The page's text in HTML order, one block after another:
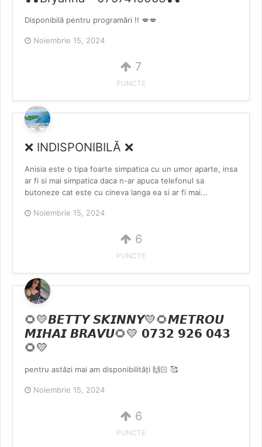
Disponibilă pentru programări !! 💋💋
Noiembrie 15, 2024
7
PUNCTE
❌️ INDISPONIBILĂ ❌️
Anisia este o tipa foarte simpatica cu un umor aparte, insa
ar fi si mai simpatica daca n-ar apuca telefonul sa
butoneze cat este cu cineva langa ea si ar fi mai...
Noiembrie 15, 2024
6
PUNCTE
🌻💛𝘽𝙀𝙏𝙏𝙔 𝙎𝙆𝙄𝙉𝙉𝙔💛🌻𝙈𝙀𝙏𝙍𝙊𝙐
𝙈𝙄𝙃𝘼𝙄 𝘽𝙍𝘼𝙑𝙐🌻💛 𝟬𝟳𝟯𝟮 𝟵𝟮𝟲 𝟬𝟰𝟯
🌻💛
pentru astăzi mai am disponibilități 🙌🏻 🥰
Noiembrie 15, 2024
6
PUNCTE